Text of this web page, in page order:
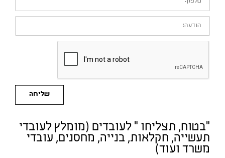
הודעה:
שליחה
"בטוח, תצליחו " לעובדים (מומלץ לעובדי
תעשייה, חקלאות, בנייה, מחסנים, עובדי
משרד ועוד)